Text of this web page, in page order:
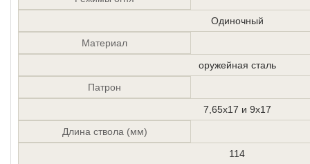
Одиночный
Материал
оружейная сталь
Патрон
7,65х17 и 9х17
Длина ствола (мм)
114